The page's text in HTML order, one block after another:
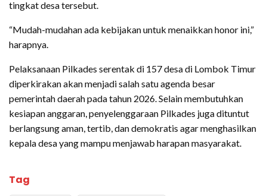
tingkat desa tersebut.
“Mudah-mudahan ada kebijakan untuk menaikkan honor ini,”
harapnya.
Pelaksanaan Pilkades serentak di 157 desa di Lombok Timur
diperkirakan akan menjadi salah satu agenda besar
pemerintah daerah pada tahun 2026. Selain membutuhkan
kesiapan anggaran, penyelenggaraan Pilkades juga dituntut
berlangsung aman, tertib, dan demokratis agar menghasilkan
kepala desa yang mampu menjawab harapan masyarakat.
Tag